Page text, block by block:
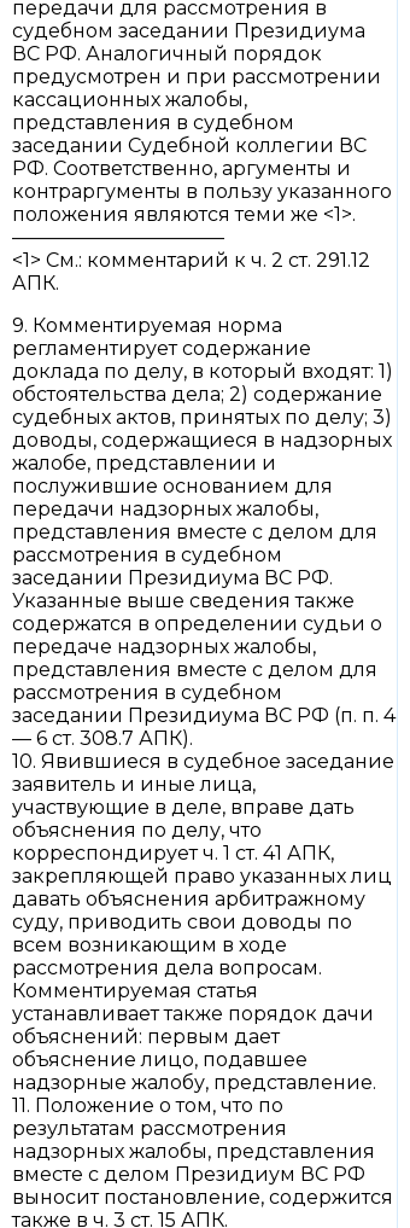
передачи для рассмотрения в
судебном заседании Президиума
ВС РФ. Аналогичный порядок
предусмотрен и при рассмотрении
кассационных жалобы,
представления в судебном
заседании Судебной коллегии ВС
РФ. Соответственно, аргументы и
контраргументы в пользу указанного
положения являются теми же <1>.
———————————
<1> См.: комментарий к ч. 2 ст. 291.12
АПК.
9. Комментируемая норма
регламентирует содержание
доклада по делу, в который входят: 1)
обстоятельства дела; 2) содержание
судебных актов, принятых по делу; 3)
доводы, содержащиеся в надзорных
жалобе, представлении и
послужившие основанием для
передачи надзорных жалобы,
представления вместе с делом для
рассмотрения в судебном
заседании Президиума ВС РФ.
Указанные выше сведения также
содержатся в определении судьи о
передаче надзорных жалобы,
представления вместе с делом для
рассмотрения в судебном
заседании Президиума ВС РФ (п. п. 4
— 6 ст. 308.7 АПК).
10. Явившиеся в судебное заседание
заявитель и иные лица,
участвующие в деле, вправе дать
объяснения по делу, что
корреспондирует ч. 1 ст. 41 АПК,
закрепляющей право указанных лиц
давать объяснения арбитражному
суду, приводить свои доводы по
всем возникающим в ходе
рассмотрения дела вопросам.
Комментируемая статья
устанавливает также порядок дачи
объяснений: первым дает
объяснение лицо, подавшее
надзорные жалобу, представление.
11. Положение о том, что по
результатам рассмотрения
надзорных жалобы, представления
вместе с делом Президиум ВС РФ
выносит постановление, содержится
также в ч. 3 ст. 15 АПК.